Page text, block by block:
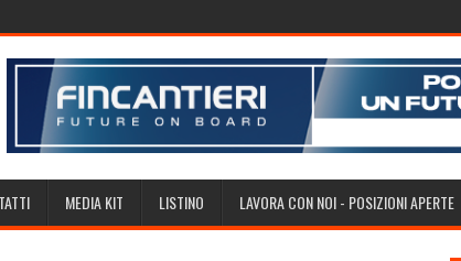
MEDIA KIT LISTINO LAVORA CON NOI - POSIZIONI APERTE